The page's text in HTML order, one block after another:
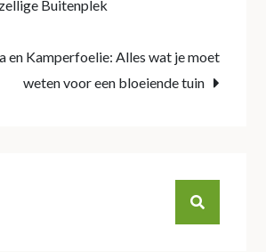
Buitenplek
en Kamperfoelie: Alles wat je moet
weten voor een bloeiende tuin